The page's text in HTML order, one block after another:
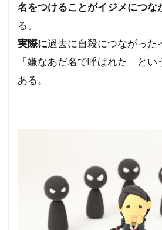
名をつけることがイジメにつな
る。
実際に過去に自殺につながった
「嫌なあだ名で呼ばれた」と
ある。